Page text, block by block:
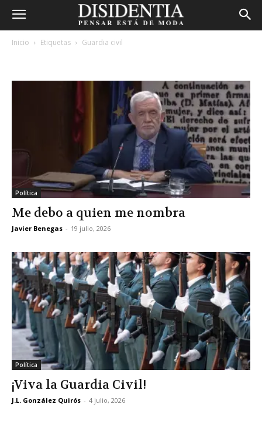
Inicio Etiquetas Guardia civil
Política
Me debo a quien me nombra
Javier Benegas - 19 julio, 2026
Política
¡Viva la Guardia Civil!
J.L. González Quirós - 4 julio, 2026